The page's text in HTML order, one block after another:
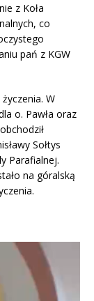
z Koła
co
pań z KGW
W
o. Pawła oraz
Sołtys
Parafialnej.
na góralską